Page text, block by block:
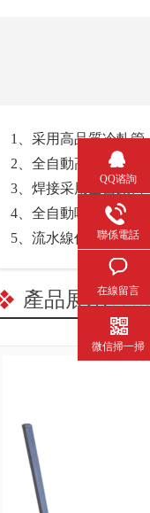
1、采用高品質冷軋管
2、全自動高精切割設
3、焊接采用全自動
4、全自動噴塗線一
5、流水線作業，高
產品展示 /
QQ谘詢
聯係電話
在線留言
微信掃一掃